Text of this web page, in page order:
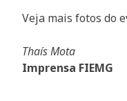
Veja mais fotos do
Thaís Mota
Imprensa FIEMG